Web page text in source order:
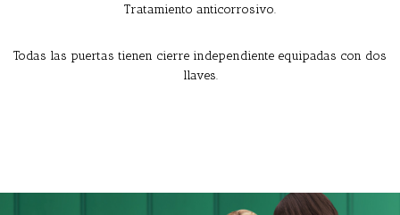
Tratamiento anticorrosivo.
Todas las puertas tienen cierre independiente equipadas con dos
llaves.